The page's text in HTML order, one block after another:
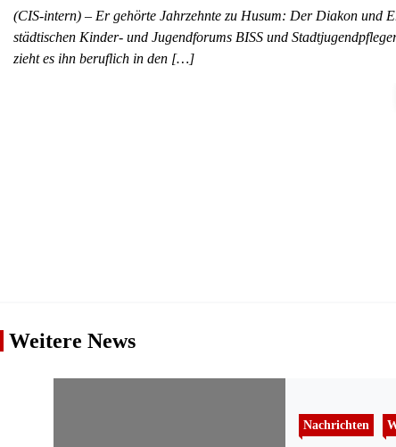
(CIS-intern) – Er gehörte Jahrzehnte zu Husum: Der Diakon und
städtischen Kinder- und Jugendforums BISS und
zieht es ihn beruflich in den […]
Weitere News
Nachrichten